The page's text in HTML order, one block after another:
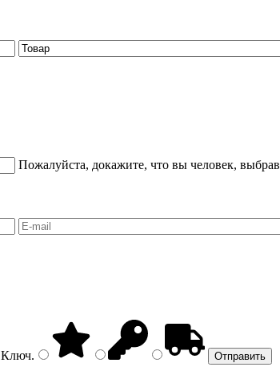
Пожалуйста, докажите, что вы человек, выбрав
Ключ.